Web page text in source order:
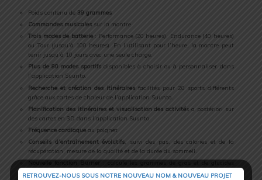
Poids contenu de39 grammes
Commandes musicales sur la montre
Trois modes de batterie: Performance (20 heures), Endurance (40 heures)
ou Tour (jusqu’à 100 heures). En l’utilisant pour l’heure, la montre peut
tenir jusqu’à 10 jours avec une seule charge.
Plus de 80 modes sportifsdisponibles à choisir ou à personnaliser dans
l’application Suunto.
Recherche et création des itinéraires facilités pour 20 sports différents
grâce aux cartes de chaleur de l’application Suunto.
Planification des itinéraires et visualisation des activités a postériori sur
des cartes en 3D dans l’application Suunto
Fréquence cardiaque au poignet
Conseils d’entraînement évolutifs , suivi des pas, des calories et de la
récupération, mesure de la qualité et de la durée du sommeil.
brulés pendant l’exercice.
RETROUVEZ-NOUS SOUS NOTRE NOUVEAU NOM & NOUVEAU PROJET